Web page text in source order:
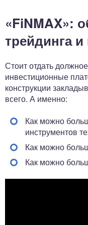
«FiNMAX»:
трейдинга
Стоит отдать
инвестиционные
конструкции
всего. А именно:
Как можно
инструментов
Как можно
Как можно